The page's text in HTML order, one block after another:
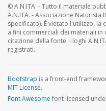
© A.N.ITA. - Tutto il materiale
A.N.ITA. - Associazione
specificato). È vietato l'utilizzo,
a fini commerciali dei materiali
citazione della fonte. I loghi
registrati.
Bootstrap is a front-end
MIT License.
Font Awesome font licensed